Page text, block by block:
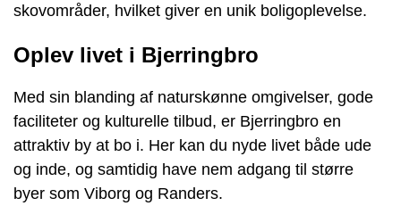
skovområder, hvilket giver en unik boligoplevelse.
Oplev livet i Bjerringbro
Med sin blanding af naturskønne omgivelser, gode
faciliteter og kulturelle tilbud, er Bjerringbro en
attraktiv by at bo i. Her kan du nyde livet både ude
og inde, og samtidig have nem adgang til større
byer som Viborg og Randers.